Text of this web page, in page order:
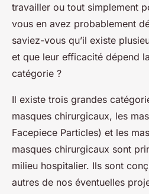
travailler ou tout simplement
vous en avez probablement
saviez-vous qu’il existe
et que leur efficacité dépend
catégorie ?
Il existe trois grandes
masques chirurgicaux, les
Facepiece Particles) et les
masques chirurgicaux sont
milieu hospitalier. Ils sont
autres de nos éventuelles